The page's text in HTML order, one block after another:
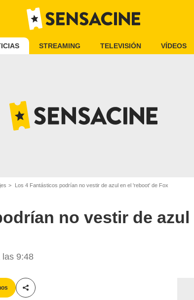
STREAMING TELEVISIÓN VÍDEOS
Los 4 Fantásticos podrían no vestir de azul en el 'reboot' de Fox
no vestir de
9:48
Compartir esta noticia